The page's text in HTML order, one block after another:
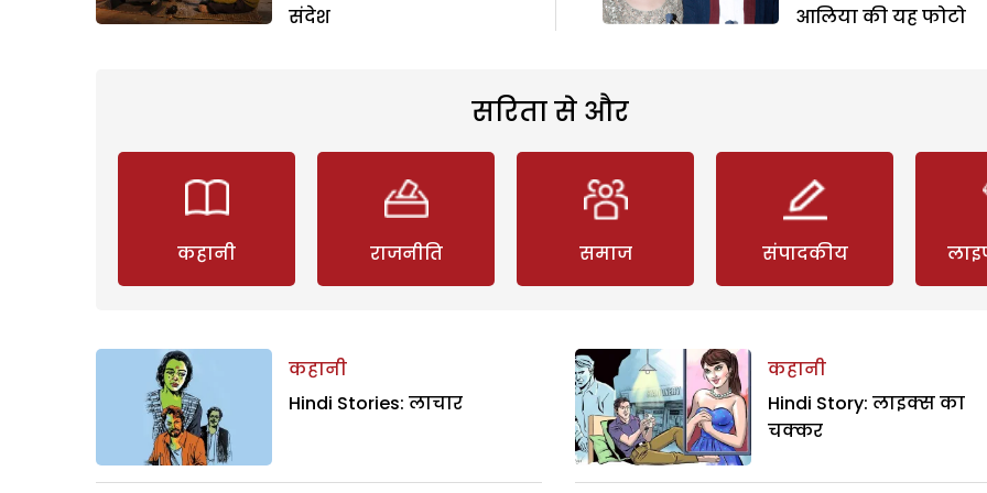
संदेश
आलिया की यह फोटो
सरिता से और
कहानी राजनीति समाज संपादकीय
कहानी
Hindi Stories: लाचार
कहानी
Hindi Story: लाइक्स का
चक्कर